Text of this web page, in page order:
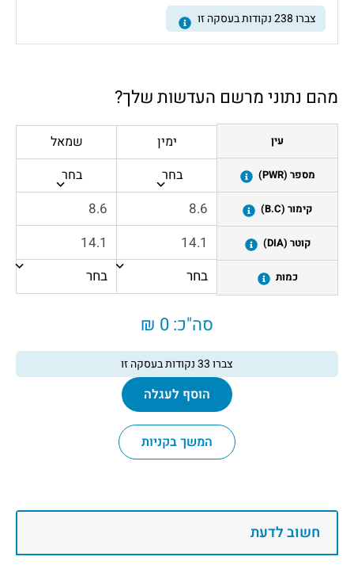
צברו238נקודות בעסקה זו
מהם נתוני מרשם העדשות שלך?
עין
מספר (PWR)
קימור (B.C)
קוטר (DIA)
כמות
ימין
בחר
שמאל
בחר
סה"כ:0 ₪
צברו33נקודות בעסקה זו
הוסף לעגלה
המשך בקניות
חשוב לדעת